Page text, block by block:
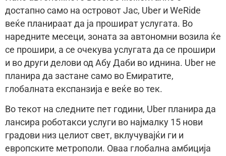
достапно само на островот Јас, Uber и WeRide
веќе планираат да ја прошират услугата. Во
наредните месеци, зоната за автономни возила ќе
се прошири, а се очекува услугата да се прошири
и во други делови од Абу Даби во иднина. Uber не
планира да застане само во Емиратите,
глобалната експанзија е веќе во тек.
Во текот на следните пет години, Uber планира да
лансира роботакси услуги во најмалку 15 нови
градови низ целиот свет, вклучувајќи ги и
европските метрополи. Оваа глобална амбиција